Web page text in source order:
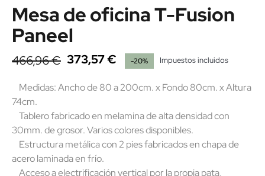
Mesa de oficina T-Fusion
Paneel
466,96 € 373,57 € -20% Impuestos incluidos
Medidas: Ancho de 80 a 200cm. x Fondo 80cm. x Altura
74cm.
Tablero fabricado en melamina de alta densidad con
30mm. de grosor. Varios colores disponibles.
Estructura metálica con 2 pies fabricados en chapa de
acero laminada en frío.
Acceso a electrificación vertical por la propia pata,